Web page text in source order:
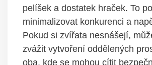
pelíšek a dostatek ‍hraček.⁤ To
‌minimalizovat konkurenci a​
Pokud si zvířata nesnášejí,
zvážit vytvoření oddělených
oba, kde se mohou cítit